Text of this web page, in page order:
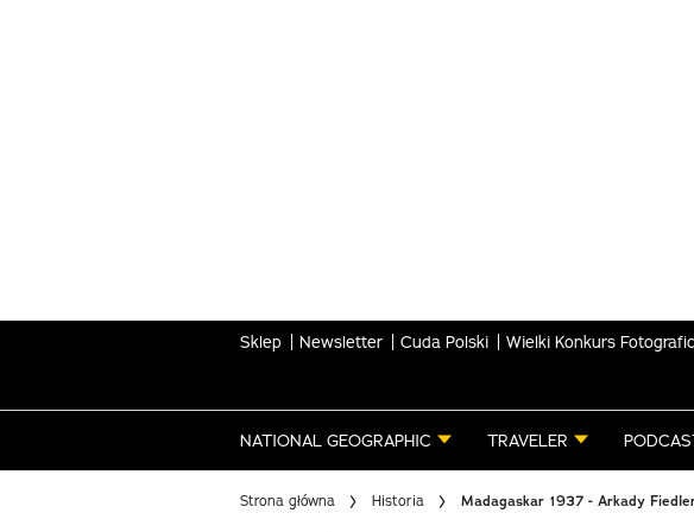
Sklep Newsletter Cuda Polski Wielki Konkurs
NATIONAL GEOGRAPHIC TRAVELER
Strona główna Historia Madagaskar 1937 - Arkady